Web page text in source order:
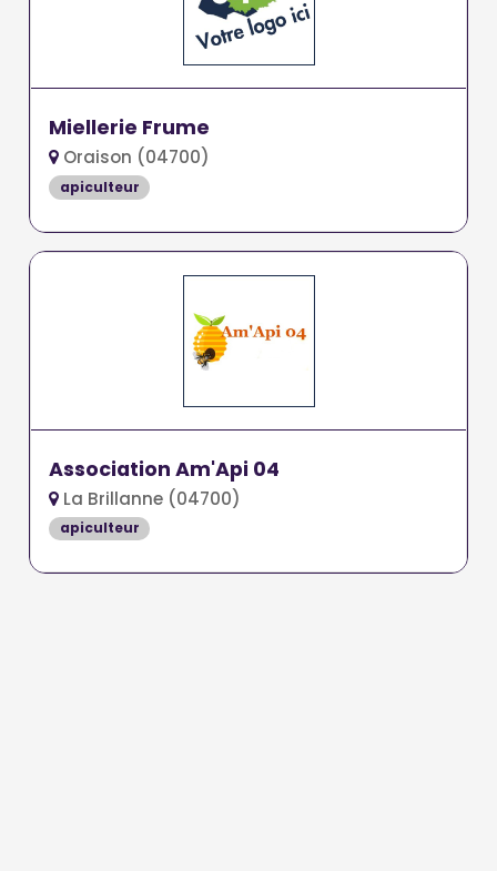
Miellerie Frume
Oraison (04700)
apiculteur
Association Am'Api 04
La Brillanne (04700)
apiculteur